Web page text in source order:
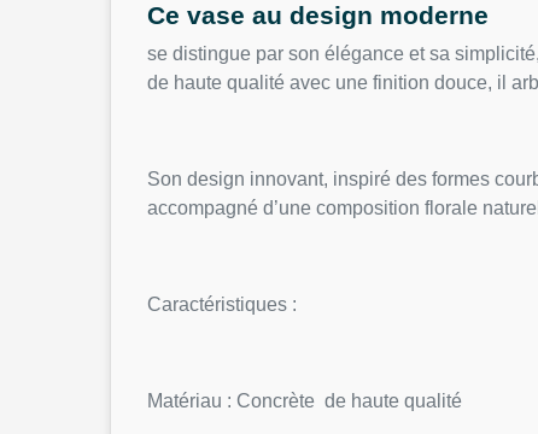
Ce vase au design moderne
se distingue par son élégance et sa
de haute qualité avec une finition douce, il
Son design innovant, inspiré des formes
accompagné d’une composition florale
Caractéristiques :
Matériau : Concrète de haute qualité